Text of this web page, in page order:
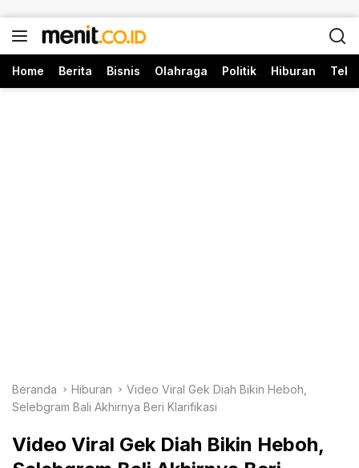
Home Berita Bisnis Olahraga Politik Hiburan
Beranda Hiburan
Video Viral Gek Diah Bikin Heboh,
Selebgram Bali Akhirnya Beri Klarifikasi
Video Viral Gek Diah Bikin Heboh,